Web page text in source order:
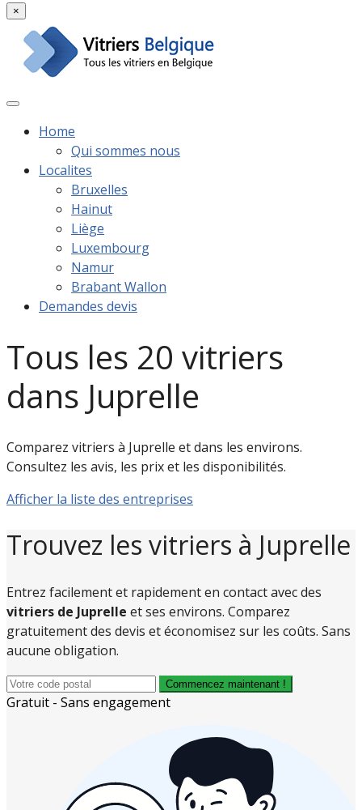
×
Home
Qui sommes nous
Localites
Bruxelles
Hainut
Liège
Luxembourg
Namur
Brabant Wallon
Demandes devis
Tous les 20 vitriers
dans Juprelle
Comparez vitriers à Juprelle et dans les environs.
Consultez les avis, les prix et les disponibilités.
Afficher la liste des entreprises
Trouvez les vitriers à Juprelle
Entrez facilement et rapidement en contact avec des
vitriers de Juprelle et ses environs. Comparez
gratuitement des devis et économisez sur les coûts. Sans
aucune obligation.
Commencez maintenant !
Gratuit - Sans engagement